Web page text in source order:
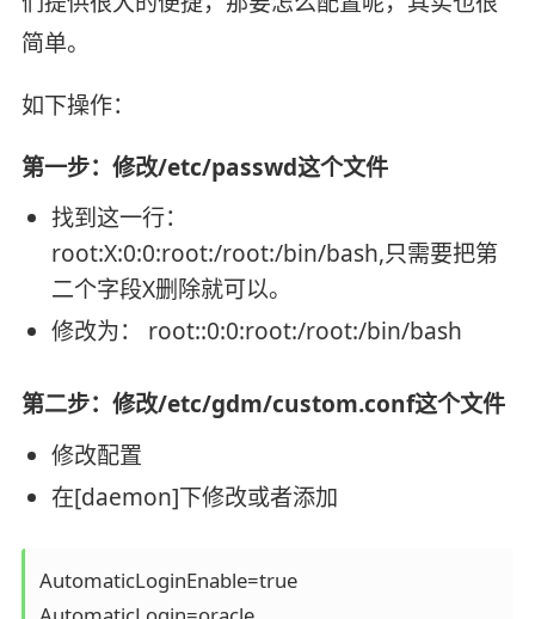
简单。
如下操作：
第一步：修改/etc/passwd这个文件
找到这一行：
root:X:0:0:root:/root:/bin/bash,只需要把第
二个字段X删除就可以。
修改为： root::0:0:root:/root:/bin/bash
第二步：修改/etc/gdm/custom.conf这个文件
修改配置
在[daemon]下修改或者添加
AutomaticLoginEnable=true